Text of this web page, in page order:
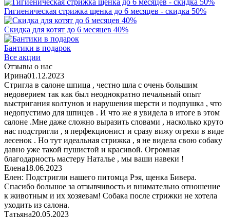
Гигиеническая стрижка щенка до 6 месяцев - скидка 50%
Скидка для котят до 6 месяцев 40%
Бантики в подарок
Все акции
Отзывы о нас
Ирина01.12.2023
Стригла в салоне шпица , честно шла с очень большим
недоверием так как был неоднократно печальный опыт
выстригания колтунов и нарушения шерсти и подпушка , что
недопустимо для шпицев . И что же я увидела в итоге в этом
салоне .Мне даже сложно выразить словами , насколько круто
нас подстригли , я перфекционист и сразу вижу огрехи в виде
лесенок . Но тут идеальная стрижка , я не видела свою собаку
давно уже такой пушистой и красивой. Огромная
благодарность мастеру Наталье , мы ваши навеки !
Елена18.06.2023
Елен: Подстригли нашего питомца Рэя, щенка Бивера.
Спасибо большое за отзывчивость и внимательно отношение
к животным и их хозяевам! Собака после стрижки не хотела
уходить из салона.
Татьяна20.05.2023